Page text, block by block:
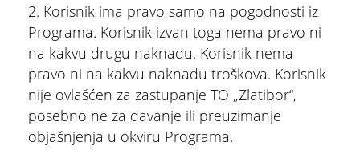
2. Korisnik ima pravo samo na pogodnosti iz
Programa. Korisnik izvan toga nema pravo ni
na kakvu drugu naknadu. Korisnik nema
pravo ni na kakvu naknadu troškova. Korisnik
nije ovlašćen za zastupanje TO „Zlatibor“,
posebno ne za davanje ili preuzimanje
objašnjenja u okviru Programa.